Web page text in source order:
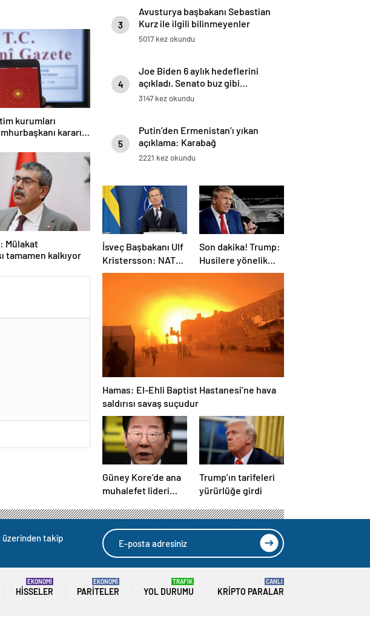
kurumları
kararı
Mülakat
tamamen kalkıyor
3
Avusturya başbakanı Sebastian
Kurz ile ilgili bilinmeyenler
5017 kez okundu
4
Joe Biden 6 aylık hedeflerini
açıkladı. Senato buz gibi…
3147 kez okundu
5
Putin’den Ermenistan’ı yıkan
açıklama: Karabağ
Azerbaycan’ın ayrılmaz bir
2221 kez okundu
İsveç Başbakanı Ulf
Kristersson: NATO
ülkeleri savunma
Son dakika! Trump:
Husilere yönelik
saldırıları
Hamas: El-Ehli Baptist Hastanesi’ne hava
saldırısı savaş suçudur
Güney Kore’de ana
muhalefet lideri
parti
başkanlığından
istifa etti
Trump’ın tarifeleri
yürürlüğe girdi
üzerinden takip
HISSELER
EKONOMİ
PARITELER
EKONOMİ
YOL DURUMU
TRAFİK
KRIPTO PARALAR
CANLI